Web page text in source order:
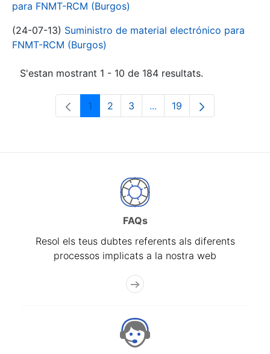
para FNMT-RCM (Burgos)
(24-07-13) Suministro de material electrónico para
FNMT-RCM (Burgos)
S'estan mostrant 1 - 10 de 184 resultats.
Pàgina
1 Pàgina
2 Pàgina
3 ...Pàgines intermèdies
Pàgina
19
FAQs
Resol els teus dubtes referents als diferents
processos implicats a la nostra web